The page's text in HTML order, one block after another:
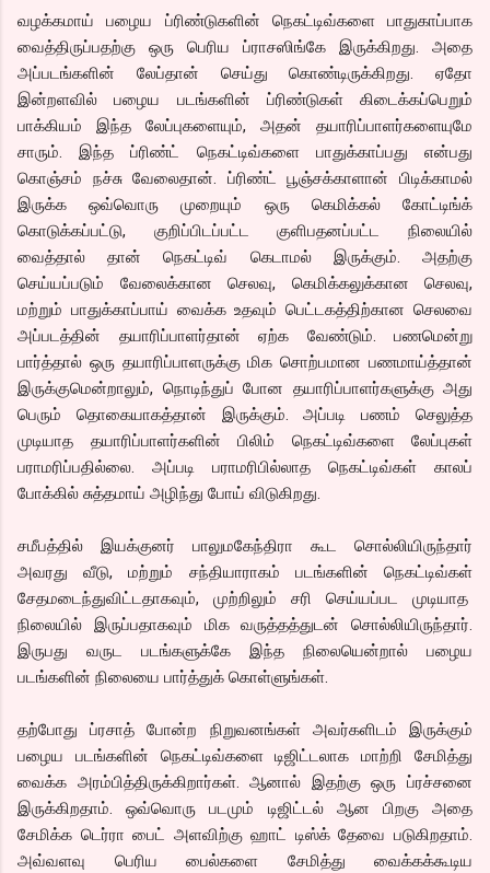
வழக்கமாய் பழைய ப்ரிண்டுகளின் நெகட்டிவ்களை பாதுகாப்பாக
வைத்திருப்பதற்கு ஒரு பெரிய ப்ராசஸிங்கே இருக்கிறது. அதை
அப்படங்களின் லேப்தான் செய்து கொண்டிருக்கிறது. ஏதோ
இன்றளவில் பழைய படங்களின் ப்ரிண்டுகள் கிடைக்கப்பெறும்
பாக்கியம் இந்த லேப்புகளையும், அதன் தயாரிப்பாளர்களையுமே
சாரும். இந்த ப்ரிண்ட் நெகட்டிவ்களை பாதுக்காப்பது என்பது
கொஞ்சம் நச்சு வேலைதான். ப்ரிண்ட் பூஞ்சக்காளான் பிடிக்காமல்
இருக்க ஒவ்வொரு முறையும் ஒரு கெமிக்கல் கோட்டிங்க்
கொடுக்கப்பட்டு, குறிப்பிடப்பட்ட குளிபதனப்பட்ட நிலையில்
வைத்தால் தான் நெகட்டிவ் கெடாமல் இருக்கும். அதற்கு
செய்யப்படும் வேலைக்கான செலவு, கெமிக்கலுக்கான செலவு,
மற்றும் பாதுக்காப்பாய் வைக்க உதவும் பெட்டகத்திற்கான செலவை
அப்படத்தின் தயாரிப்பாளர்தான் ஏற்க வேண்டும். பணமென்று
பார்த்தால் ஒரு தயாரிப்பாளருக்கு மிக சொற்பமான பணமாய்த்தான்
இருக்குமென்றாலும், நொடிந்துப் போன தயாரிப்பாளர்களுக்கு அது
பெரும் தொகையாகத்தான் இருக்கும். அப்படி பணம் செலுத்த
முடியாத தயாரிப்பாளர்களின் பிலிம் நெகட்டிவ்களை லேப்புகள்
பராமரிப்பதில்லை. அப்படி பராமரிபில்லாத நெகட்டிவ்கள் காலப்
போக்கில் சுத்தமாய் அழிந்து போய் விடுகிறது.
சமீபத்தில் இயக்குனர் பாலுமகேந்திரா கூட சொல்லியிருந்தார்
அவரது வீடு, மற்றும் சந்தியாராகம் படங்களின் நெகட்டிவ்கள்
சேதமடைந்துவிட்டதாகவும், முற்றிலும் சரி செய்யப்பட முடியாத
நிலையில் இருப்பதாகவும் மிக வருத்தத்துடன் சொல்லியிருந்தார்.
இருபது வருட படங்களுக்கே இந்த நிலையென்றால் பழைய
படங்களின் நிலையை பார்த்துக் கொள்ளுங்கள்.
தற்போது ப்ரசாத் போன்ற நிறுவனங்கள் அவர்களிடம் இருக்கும்
பழைய படங்களின் நெகட்டிவ்களை டிஜிட்டலாக மாற்றி சேமித்து
வைக்க அரம்பித்திருக்கிறார்கள். ஆனால் இதற்கு ஒரு ப்ரச்சனை
இருக்கிறதாம். ஒவ்வொரு படமும் டிஜிட்டல் ஆன பிறகு அதை
சேமிக்க டெர்ரா பைட் அளவிற்கு ஹாட் டிஸ்க் தேவை படுகிறதாம்.
அவ்வளவு பெரிய பைல்களை சேமித்து வைக்கக்கூடிய